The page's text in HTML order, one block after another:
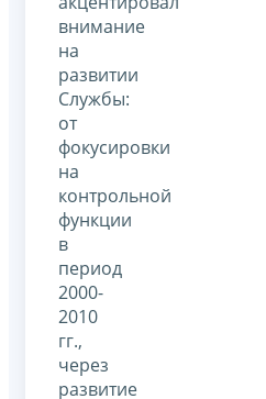
внимание
на
развитии
Службы:
от
фокусировки
на
контрольной
функции
в
период
2000-
2010
гг.,
через
развитие